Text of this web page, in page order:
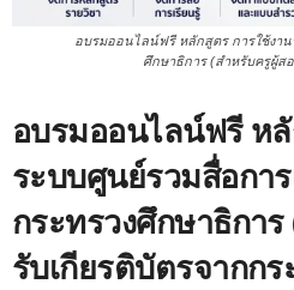
อบรมออนไลน์ฟรี หลักสูตร การใช้งาน
ศึกษาธิการ (สำหรับครูผู้ส
อบรมออนไลน์ฟรี ห
ระบบศูนย์รวมสื่อกา
กระทรวงศึกษาธิกา
รับเกียรติบัตรจากก